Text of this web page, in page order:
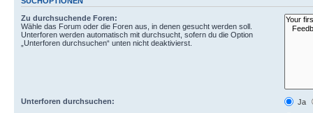
Zu durchsuchende Foren:
Wähle das Forum oder die Foren aus, in denen gesucht werden soll.
Unterforen werden automatisch mit durchsucht, sofern du die Option
„Unterforen durchsuchen“ unten nicht deaktivierst.
Unterforen durchsuchen:
Ja